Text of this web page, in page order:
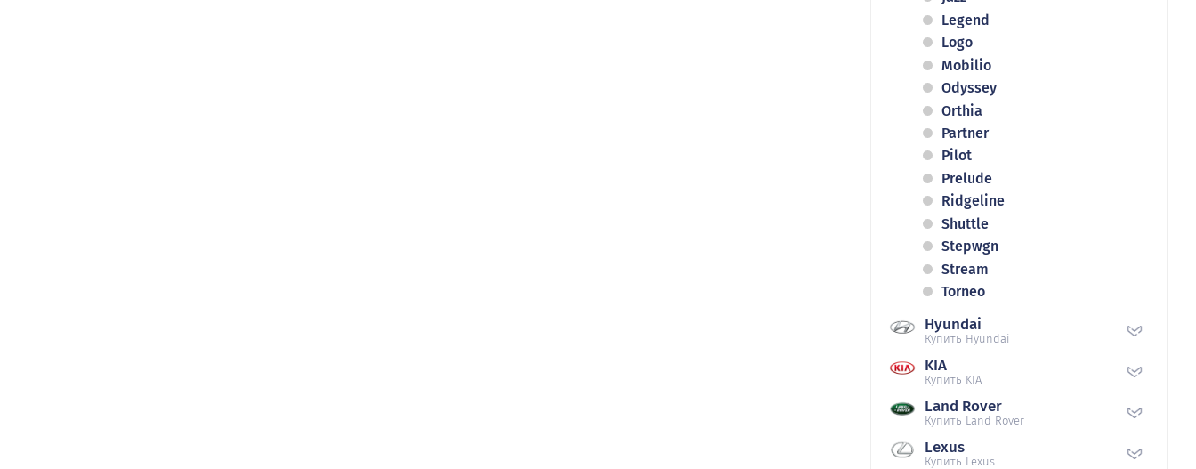
Legend
Logo
Mobilio
Odyssey
Orthia
Partner
Pilot
Prelude
Ridgeline
Shuttle
Stepwgn
Stream
Torneo
Hyundai
Купить Hyundai
KIA
Купить KIA
Land Rover
Купить Land Rover
Lexus
Купить Lexus